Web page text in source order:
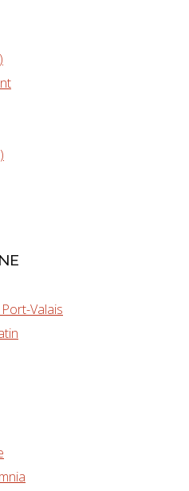
Valais